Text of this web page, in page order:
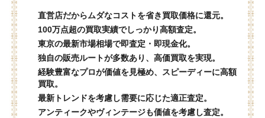
直営店だからムダなコストを省き買取価格に還元。
100万点超の買取実績でしっかり高額査定。
東京の最新市場相場で即査定・即現金化。
独自の販売ルートが多数あり、高価買取を実現。
経験豊富なプロが価値を見極め、スピーディーに高額
買取。
最新トレンドを考慮し需要に応じた適正査定。
アンティークやヴィンテージも価値を考慮し査定。